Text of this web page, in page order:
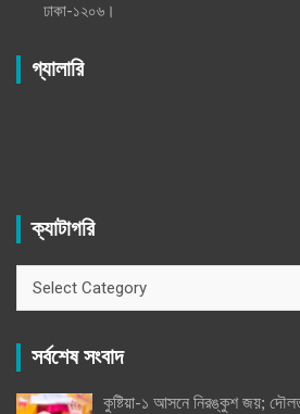
ঢাকা-১২০৬।
গ্যালারি
ক্যাটাগরি
সর্বশেষ সংবাদ
কুষ্টিয়া-১ আসনে নিরঙ্কুশ জয়;